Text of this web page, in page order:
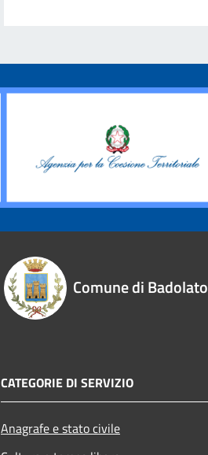
Comune di Badolato
CATEGORIE DI SERVIZIO
Anagrafe e stato civile